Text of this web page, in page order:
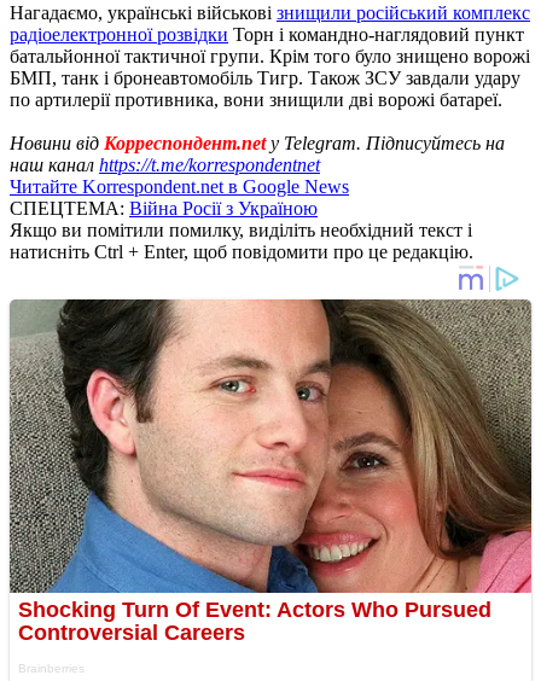
Нагадаємо, українські військові знищили російський комплекс
радіоелектронної розвідки Торн і командно-наглядовий пункт
батальйонної тактичної групи. Крім того було знищено ворожі
БМП, танк і бронеавтомобіль Тигр. Також ЗСУ завдали удару
по артилерії противника, вони знищили дві ворожі батареї.
Новини від Корреспондент.netу Telegram. Підписуйтесь на
наш канал https://t.me/korrespondentnet
Читайте Korrespondent.net в Google News
СПЕЦТЕМА: Війна Росії з Україною
Якщо ви помітили помилку, виділіть необхідний текст і
натисніть Ctrl + Enter, щоб повідомити про це редакцію.